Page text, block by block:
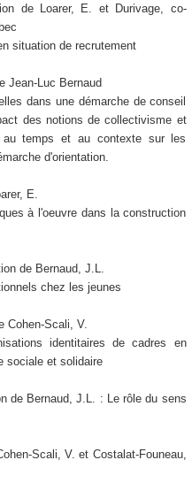
de Loarer, E. et Durivage, co-
situation de recrutement
Jean-Luc Bernaud
dans une démarche de conseil
des notions de collectivisme et
au temps et au contexte sur les
d'orientation.
E.
à l'oeuvre dans la construction
de Bernaud, J.L.
chez les jeunes
Cohen-Scali, V.
identitaires de cadres en
sociale et solidaire
de Bernaud, J.L. : Le rôle du sens
Scali, V. et Costalat-Founeau,